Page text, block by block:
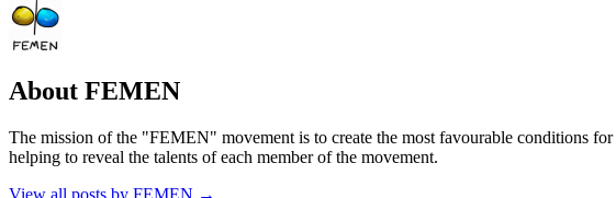
About FEMEN
The mission of the "FEMEN" movement is to create the most favourable conditions
helping to reveal the talents of each member of the movement.
View all posts by FEMEN →